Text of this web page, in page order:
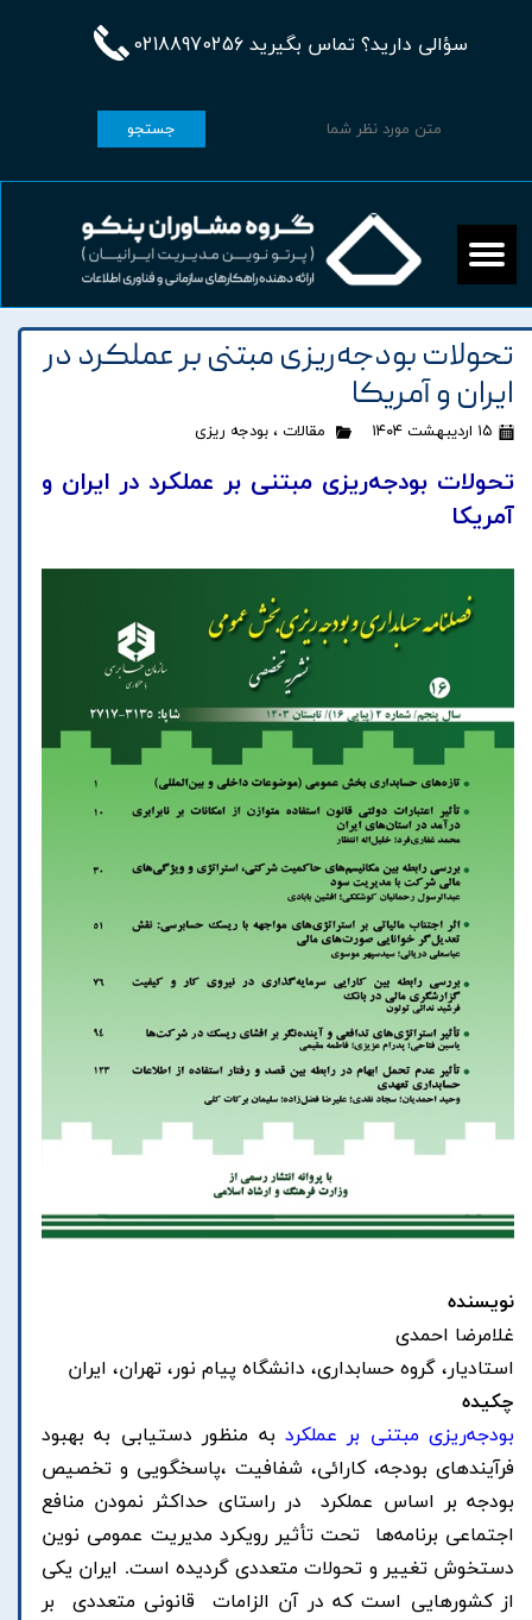
سؤالی دارید؟ تماس بگیرید 02188970256
جستجو
تحولات بودجه‌ریزی مبتنی بر عملکرد در
ایران و آمریکا
۱۵ اردیبهشت ۱۴۰۴ مقالات ، بودجه ریزی
تحولات بودجه‌ریزی مبتنی بر عملکرد در ایران و
آمریکا
نویسنده
غلامرضا احمدی
استادیار، گروه حسابداری، دانشگاه پیام نور، تهران، ایران
چکیده
بودجه‌ریزی مبتنی بر عملکرد به منظور دستیابی به بهبود
فرآیند‌های بودجه، کارائی، شفافیت ،پاسخگویی و تخصیص
بودجه بر اساس عملکرد در راستای حداکثر نمودن منافع
اجتماعی برنامه‌ها تحت تأثیر رویکرد مدیریت عمومی نوین
دستخوش تغییر و تحولات متعددی گردیده است. ایران یکی
از کشور‌هایی است که در آن الزامات قانونی متعددی بر